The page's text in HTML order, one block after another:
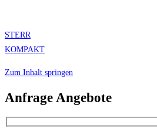
STERR
KOMPAKT
Zum Inhalt springen
Anfrage Angebote